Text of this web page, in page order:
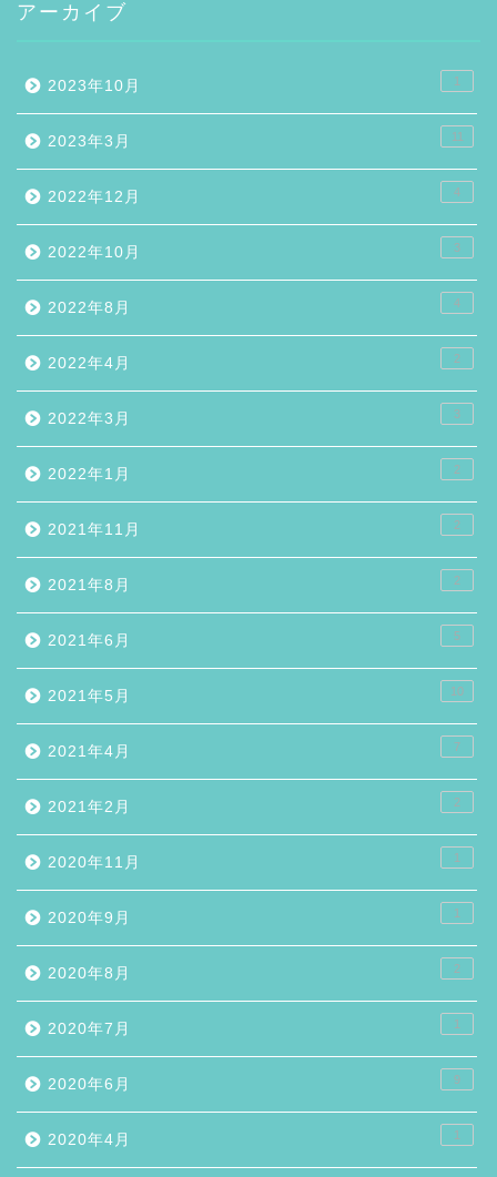
アーカイブ
2023年10月 1
2023年3月 11
2022年12月 4
2022年10月 3
2022年8月 4
2022年4月 2
2022年3月 3
2022年1月 2
2021年11月 2
2021年8月 2
2021年6月 5
2021年5月 10
2021年4月 7
2021年2月 2
2020年11月 1
2020年9月 1
2020年8月 2
2020年7月 1
2020年6月 9
2020年4月 1